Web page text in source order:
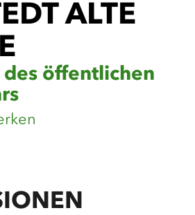
ALTE
öffentlichen